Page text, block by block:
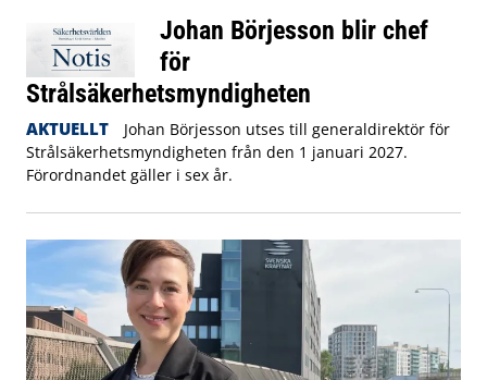
Johan Börjesson blir chef
för
Strålsäkerhetsmyndigheten
AKTUELLT
Johan Börjesson utses till generaldirektör för
Strålsäkerhetsmyndigheten från den 1 januari 2027.
Förordnandet gäller i sex år.